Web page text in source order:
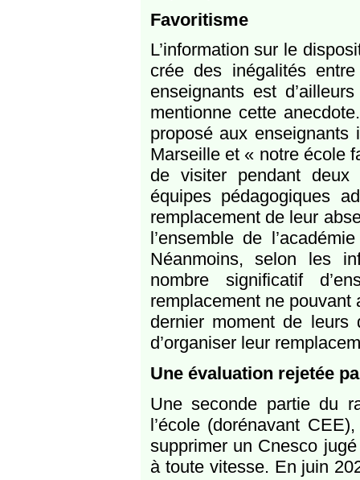
Favoritisme
L’information sur le
crée des inégalités
enseignants est
mentionne cette
proposé aux enseignants
Marseille et « notre école
de visiter pendant
équipes pédagogiques
remplacement de leur
l’ensemble de
Néanmoins, selon les
nombre significatif
remplacement ne
dernier moment de leurs
d’organiser leur
Une évaluation rejetée
Une seconde partie du
l’école (dorénavant
supprimer un Cnesco
à toute vitesse. En juin